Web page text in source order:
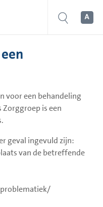
voor een behandeling
is een
geval ingevuld zijn:
van de betreffende